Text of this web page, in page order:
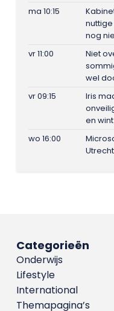
ma 10:15
nog
vr 11:00
Niet
wel
vr 09:15
Iris
en
wo 16:00
Categorieën
Onderwijs
Lifestyle
International
Themapagina’s